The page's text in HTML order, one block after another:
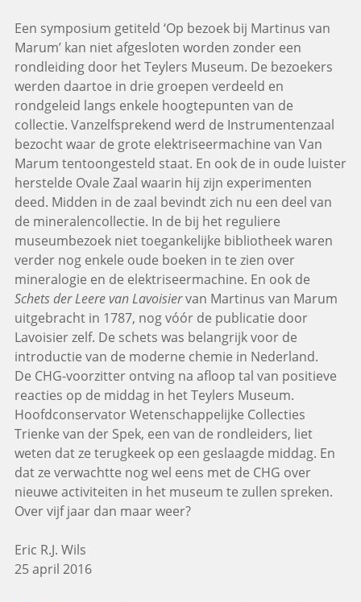
Een symposium getiteld ‘Op bezoek bij Martinus van
Marum’ kan niet afgesloten worden zonder een
rondleiding door het Teylers Museum. De bezoekers
werden daartoe in drie groepen verdeeld en
rondgeleid langs enkele hoogtepunten van de
collectie. Vanzelfsprekend werd de Instrumentenzaal
bezocht waar de grote elektriseermachine van Van
Marum tentoongesteld staat. En ook de in oude luister
herstelde Ovale Zaal waarin hij zijn experimenten
deed. Midden in de zaal bevindt zich nu een deel van
de mineralencollectie. In de bij het reguliere
museumbezoek niet toegankelijke bibliotheek waren
verder nog enkele oude boeken in te zien over
mineralogie en de elektriseermachine. En ook de
Schets der Leere van Lavoisiervan Martinus van Marum
uitgebracht in 1787, nog vóór de publicatie door
Lavoisier zelf. De schets was belangrijk voor de
introductie van de moderne chemie in Nederland.
De CHG-voorzitter ontving na afloop tal van positieve
reacties op de middag in het Teylers Museum.
Hoofdconservator Wetenschappelijke Collecties
Trienke van der Spek, een van de rondleiders, liet
weten dat ze terugkeek op een geslaagde middag. En
dat ze verwachtte nog wel eens met de CHG over
nieuwe activiteiten in het museum te zullen spreken.
Over vijf jaar dan maar weer?
Eric R.J. Wils
25 april 2016